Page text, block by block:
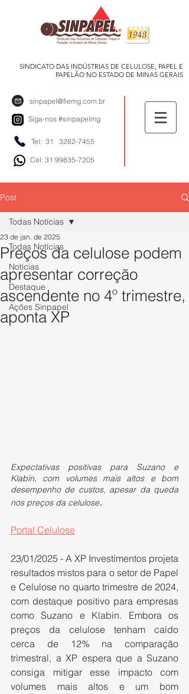
SINDICATO DAS INDÚSTRIAS DE CELULOSE, PAPEL E
PAPELÃO NO ESTADO DE MINAS GERAIS
sinpapel@fiemg.com.br
Siga-nos #sinpapelmg
Tel: 31 3282-7455
Cel: 31 99835-7205
Post
Todas Notícias
Notícias
Destaque
Ações Sinpapel
Todas Notícias
Preços da celulose podem
apresentar correção
ascendente no 4º trimestre,
aponta XP
23 de jan. de 2025
Expectativas positivas para Suzano e
Klabin, com volumes mais altos e bom
desempenho de custos, apesar da queda
nos preços da celulose.
Portal Celulose
23/01/2025 - A XP Investimentos projeta
resultados mistos para o setor de Papel
e Celulose no quarto trimestre de 2024,
com destaque positivo para empresas
como Suzano e Klabin. Embora os
preços da celulose tenham caído
cerca de 12% na comparação
trimestral, a XP espera que a Suzano
consiga mitigar esse impacto com
volumes mais altos e um bom